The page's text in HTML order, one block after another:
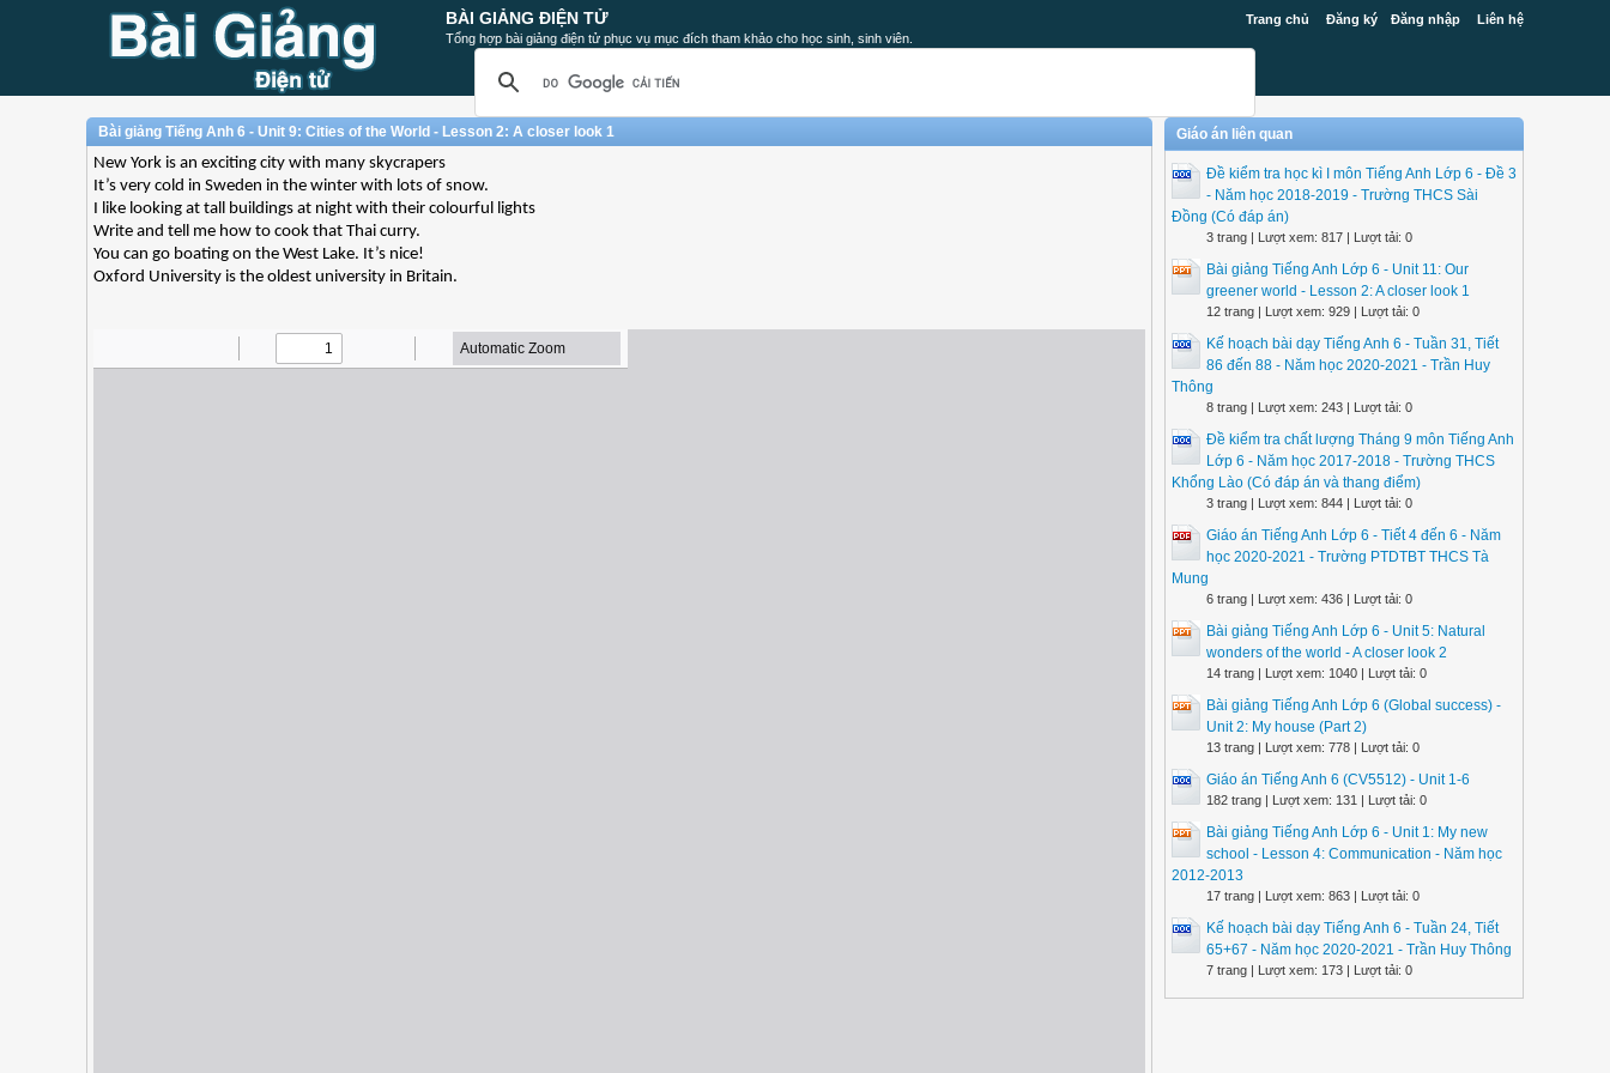
Trang chủ Đăng ký Đăng nhập Liên hệ
BÀI GIẢNG ĐIỆN TỬ
Tổng hợp bài giảng điện tử phục vụ mục đích tham khảo cho học sinh, sinh viên.
Bài giảng Tiếng Anh 6 - Unit 9: Cities of the World - Lesson 2: A closer look 1
New York is an exciting city with many skycrapers
It’s very cold in Sweden in the winter with lots of snow.
I like looking at tall buildings at night with their colourful lights
Write and tell me how to cook that Thai curry.
You can go boating on the West Lake. It’s nice!
Oxford University is the oldest university in Britain.
Giáo án liên quan
Đề kiểm tra học kì I môn Tiếng Anh Lớp 6 - Đề 3
- Năm học 2018-2019 - Trường THCS Sài
Đồng (Có đáp án)
3 trang | Lượt xem: 817 | Lượt tải: 0
Bài giảng Tiếng Anh Lớp 6 - Unit 11: Our
greener world - Lesson 2: A closer look 1
12 trang | Lượt xem: 929 | Lượt tải: 0
Kế hoạch bài dạy Tiếng Anh 6 - Tuần 31, Tiết
86 đến 88 - Năm học 2020-2021 - Trần Huy
Thông
8 trang | Lượt xem: 243 | Lượt tải: 0
Đề kiểm tra chất lượng Tháng 9 môn Tiếng Anh
Lớp 6 - Năm học 2017-2018 - Trường THCS
Khổng Lào (Có đáp án và thang điểm)
3 trang | Lượt xem: 844 | Lượt tải: 0
Giáo án Tiếng Anh Lớp 6 - Tiết 4 đến 6 - Năm
học 2020-2021 - Trường PTDTBT THCS Tà
Mung
6 trang | Lượt xem: 436 | Lượt tải: 0
Bài giảng Tiếng Anh Lớp 6 - Unit 5: Natural
wonders of the world - A closer look 2
14 trang | Lượt xem: 1040 | Lượt tải: 0
Bài giảng Tiếng Anh Lớp 6 (Global success) -
Unit 2: My house (Part 2)
13 trang | Lượt xem: 778 | Lượt tải: 0
Giáo án Tiếng Anh 6 (CV5512) - Unit 1-6
182 trang | Lượt xem: 131 | Lượt tải: 0
Bài giảng Tiếng Anh Lớp 6 - Unit 1: My new
school - Lesson 4: Communication - Năm học
2012-2013
17 trang | Lượt xem: 863 | Lượt tải: 0
Kế hoạch bài dạy Tiếng Anh 6 - Tuần 24, Tiết
65+67 - Năm học 2020-2021 - Trần Huy Thông
7 trang | Lượt xem: 173 | Lượt tải: 0